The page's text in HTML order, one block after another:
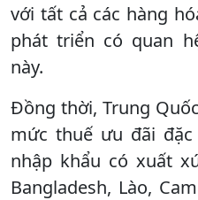
với tất cả các hàng
phát triển có quan
này.
Đồng thời, Trung
mức thuế ưu đãi
nhập khẩu có xuất
Bangladesh, Lào,